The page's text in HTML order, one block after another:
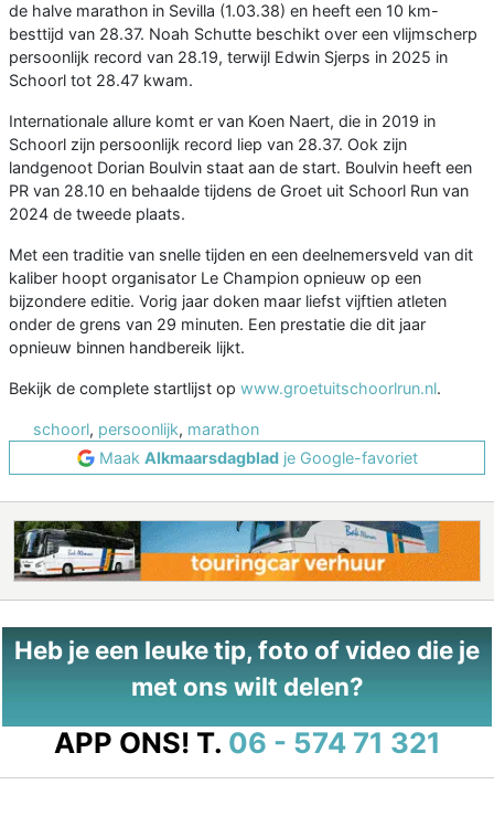
de halve marathon in Sevilla (1.03.38) en heeft een 10 km-
besttijd van 28.37. Noah Schutte beschikt over een vlijmscherp
persoonlijk record van 28.19, terwijl Edwin Sjerps in 2025 in
Schoorl tot 28.47 kwam.
Internationale allure komt er van Koen Naert, die in 2019 in
Schoorl zijn persoonlijk record liep van 28.37. Ook zijn
landgenoot Dorian Boulvin staat aan de start. Boulvin heeft een
PR van 28.10 en behaalde tijdens de Groet uit Schoorl Run van
2024 de tweede plaats.
Met een traditie van snelle tijden en een deelnemersveld van dit
kaliber hoopt organisator Le Champion opnieuw op een
bijzondere editie. Vorig jaar doken maar liefst vijftien atleten
onder de grens van 29 minuten. Een prestatie die dit jaar
opnieuw binnen handbereik lijkt.
Bekijk de complete startlijst op www.groetuitschoorlrun.nl.
schoorl, persoonlijk, marathon
Maak Alkmaarsdagbladje Google-favoriet
Heb je een leuke tip, foto of video die je
met ons wilt delen?
APP ONS! T. 06 - 574 71 321